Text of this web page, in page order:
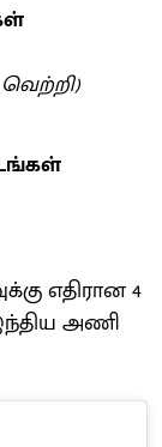
எதிரான 4
அணி